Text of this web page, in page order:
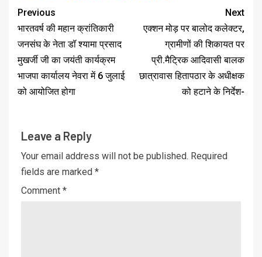
Previous
भारतवर्ष की महान क्रांतिकारी
जनसंघ के नेता डॉ श्यामा प्रसाद
मुखर्जी जी का जयंती कार्यक्रम
भाजपा कार्यालय नेवरा में 6 जुलाई
को आयोजित होगा
Next
एक्शन मोड़ पर बालोद कलेक्टर,
ग्रामीणों की शिकायत पर
प्री.मैट्रिक आदिवासी बालक
छात्रावास हितापठार के अधीक्षक
को हटाने के निर्देश-
Leave a Reply
Your email address will not be published. Required
fields are marked *
Comment *